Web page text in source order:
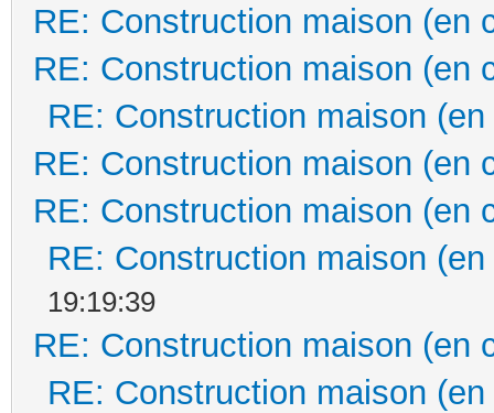
RE: Construction maison (en
RE: Construction maison (en
RE: Construction maison
RE: Construction maison (en
RE: Construction maison (en
RE: Construction maison
19:19:39
RE: Construction maison (en
RE: Construction maison